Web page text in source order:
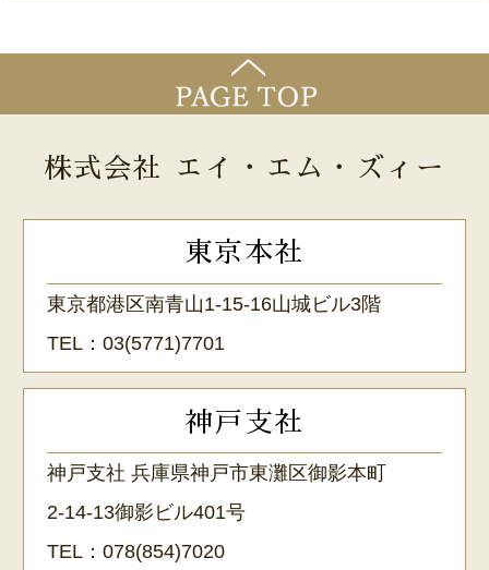
株式会社 エイ・エム・ズィー
東京本社
東京都港区南青山1-15-16山城ビル3階
TEL：03(5771)7701
神戸支社
神戸支社 兵庫県神戸市東灘区御影本町
2-14-13御影ビル401号
TEL：078(854)7020